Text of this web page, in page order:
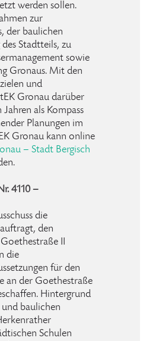
werden sollen.
zur
der baulichen
Stadtteils, zu
sowie
Gronaus. Mit den
und
Gronau darüber
als Kompass
Planungen im
Gronau kann online
– Stadt Bergisch
4110 –
die
den
II
die
für den
an der Goethestraße
Hintergrund
baulichen
Schulen